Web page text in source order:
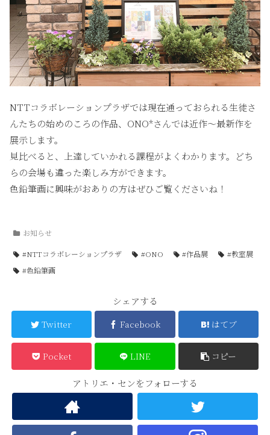
NTTコラボレーションプラザでは現在通っておられる生徒さ
んたちの始めのころの作品、ONO*さんでは近作〜最新作を
展示します。
見比べると、上達していかれる課程がよくわかります。どち
らの会場も違った楽しみ方ができます。
色鉛筆画に興味がおありの方はぜひご覧くださいね！
お知らせ
#NTTコラボレーションプラザ #ONO #作品展
#教室展
#色鉛筆画
シェアする
Twitter Facebook はてブ
Pocket LINE コピー
アトリエ・センをフォローする